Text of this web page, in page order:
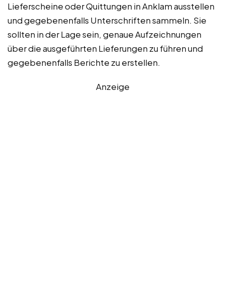
Lieferscheine oder Quittungen in Anklam ausstellen
und gegebenenfalls Unterschriften sammeln. Sie
sollten in der Lage sein, genaue Aufzeichnungen
über die ausgeführten Lieferungen zu führen und
gegebenenfalls Berichte zu erstellen.
Anzeige